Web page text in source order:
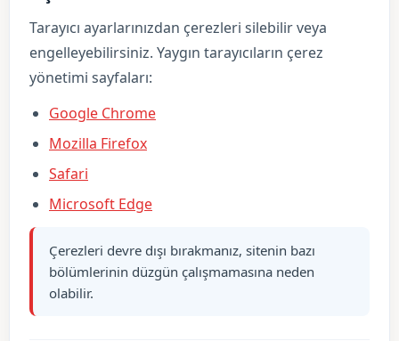
Tarayıcı ayarlarınızdan çerezleri silebilir veya
engelleyebilirsiniz. Yaygın tarayıcıların çerez
yönetimi sayfaları:
Google Chrome
Mozilla Firefox
Safari
Microsoft Edge
Çerezleri devre dışı bırakmanız, sitenin bazı
bölümlerinin düzgün çalışmamasına neden
olabilir.